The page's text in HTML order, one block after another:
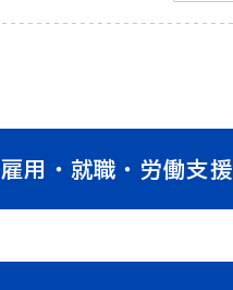
雇用・就職・労働支援